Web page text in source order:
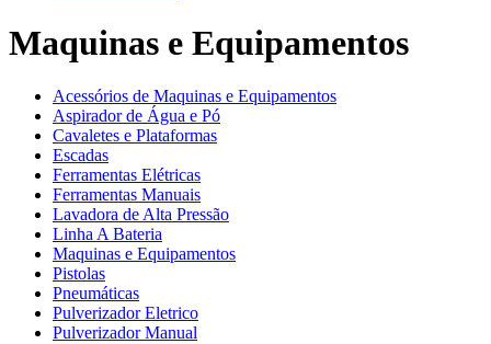
Maquinas e Equipamentos
Acessórios de Maquinas e Equipamentos
Aspirador de Água e Pó
Cavaletes e Plataformas
Escadas
Ferramentas Elétricas
Ferramentas Manuais
Lavadora de Alta Pressão
Linha A Bateria
Maquinas e Equipamentos
Pistolas
Pneumáticas
Pulverizador Eletrico
Pulverizador Manual